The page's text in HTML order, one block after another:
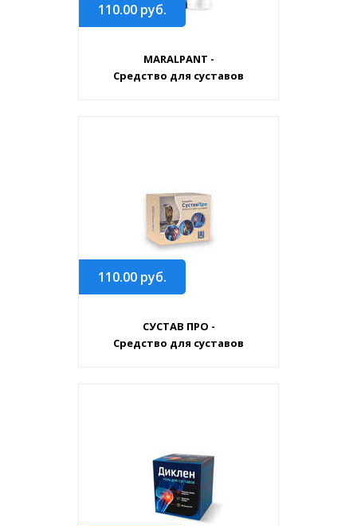
110.00 руб.
MARALPANT -
Средство для суставов
110.00 руб.
СУСТАВ ПРО -
Средство для суставов